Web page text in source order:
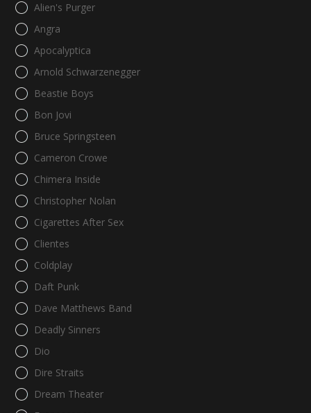
Alien's Purger
Angra
Apocalyptica
Arnold Schwarzenegger
Beastie Boys
Bon Jovi
Bruce Springsteen
Cameron Crowe
Chimera Inside
Christopher Nolan
Cigarettes After Sex
Clientes
Coldplay
Daft Punk
Dave Matthews Band
Deadly Sinners
Dio
Dire Straits
Dream Theater